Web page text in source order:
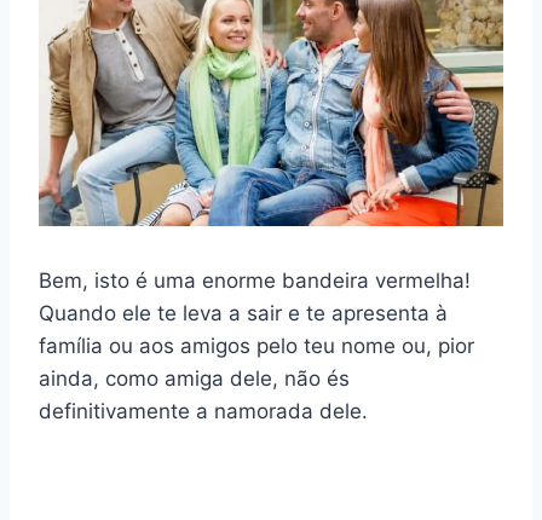
Bem, isto é uma enorme bandeira vermelha!
Quando ele te leva a sair e te apresenta à
família ou aos amigos pelo teu nome ou, pior
ainda, como amiga dele, não és
definitivamente a namorada dele.